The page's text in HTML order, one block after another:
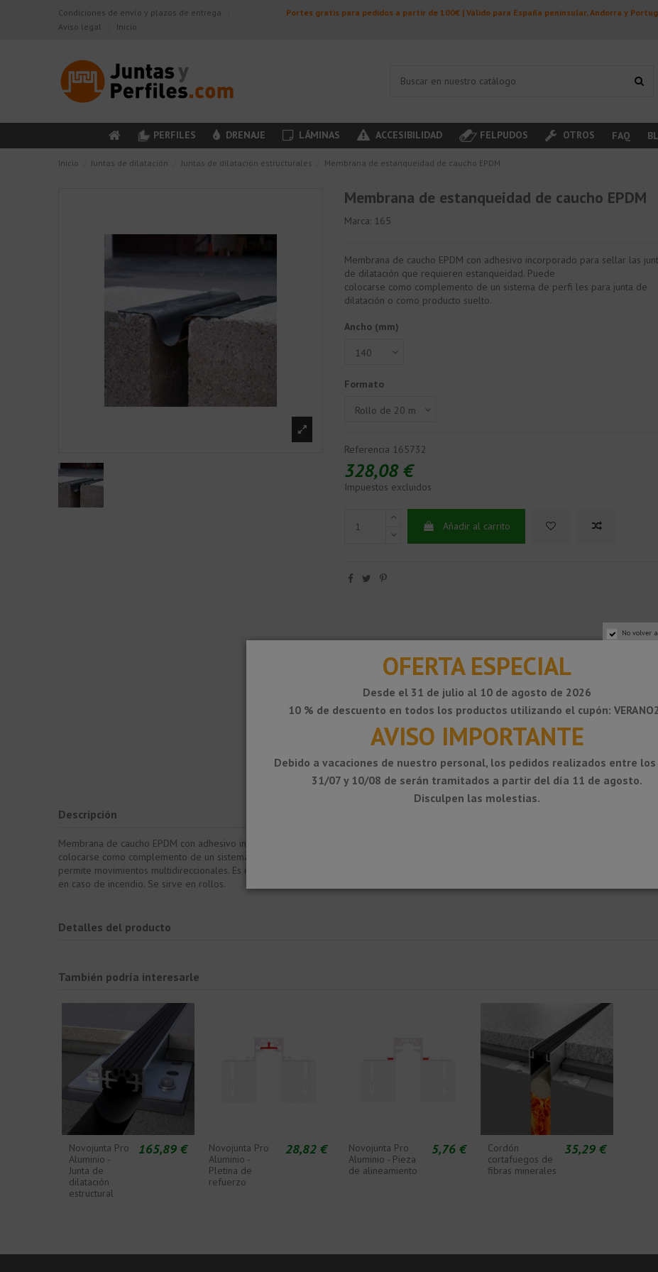
Condiciones de envío y plazos de entrega
Aviso legal
Inicio
Portes gratis para pedidos a partir de 100€ | Válido para España peninsular, Andorra y
PERFILES DRENAJE LÁMINAS ACCESIBILIDAD FELPUDOS OTROS FAQ
Inicio Juntas de dilatación Juntas de dilatación estructurales Membrana de estanqueidad de caucho EPDM
Membrana de estanqueidad de caucho EPDM
Marca: 165
Membrana de caucho EPDM con adhesivo incorporado para sellar las
de dilatación que requieren estanqueidad. Puede
colocarse como complemento de un sistema de perfi les para junta de
dilatación o como producto suelto.
Ancho (mm)
Formato
Referencia 165732
328,08 €
Impuestos excluidos
Añadir al carrito
Descripción
Membrana de caucho EPDM con adhesivo incorporado para sellar las juntas de dilatación que requieren estanqueidad. Puede
colocarse como complemento de un sistema de perfi les para junta de dilatación o como producto suelto. De gran elasticidad
permite movimientos multidireccionales. Es impermeable al agua y resistente a temperaturas extremas (-30ºC hasta +120ºC), ácidos
en caso de incendio. Se sirve en rollos.
Detalles del producto
También podría interesarle
Novojunta Pro
Aluminio -
Junta de
dilatación
estructural
165,89 €
Novojunta Pro
Aluminio -
Pletina de
refuerzo
28,82 €
Novojunta Pro
Aluminio - Pieza
de alineamiento
5,76 €
Cordón
cortafuegos de
fibras minerales
35,29 €
No volver
OFERTA ESPECIAL
Desde el 31 de julio al 10 de agosto de 2026
10 % de descuento en todos los productos utilizando el cupón:
AVISO IMPORTANTE
Debido a vacaciones de nuestro personal, los pedidos realizados entre
31/07 y 10/08 de serán tramitados a partir del día 11 de agosto.
Disculpen las molestias.